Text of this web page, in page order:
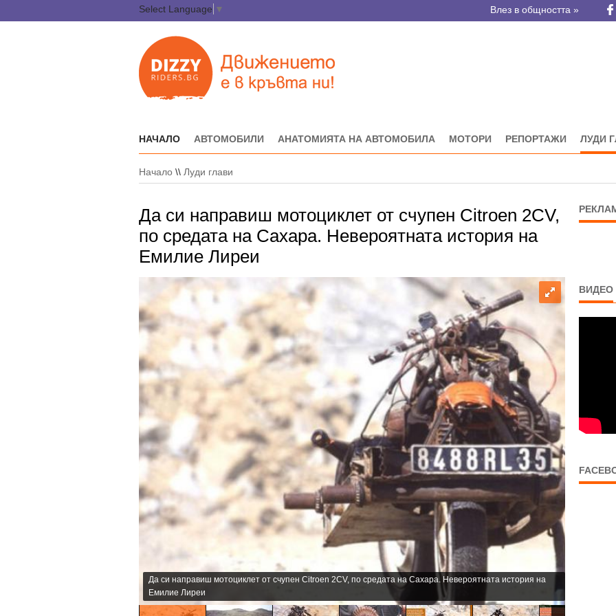
Select Language ▼ Влез в общността »
НАЧАЛО АВТОМОБИЛИ АНАТОМИЯТА НА АВТОМОБИЛА МОТОРИ РЕПОРТАЖИ ЛУДИ
Начало \\ Луди глави
Да си направиш мотоциклет от счупен Citroen 2CV,
по средата на Сахара. Невероятната история на
Емилие Лиреи
Да си направиш мотоциклет от счупен Citroen 2CV, по средата на Сахара. Невероятната история на
Емилие Лиреи
ВИДЕО